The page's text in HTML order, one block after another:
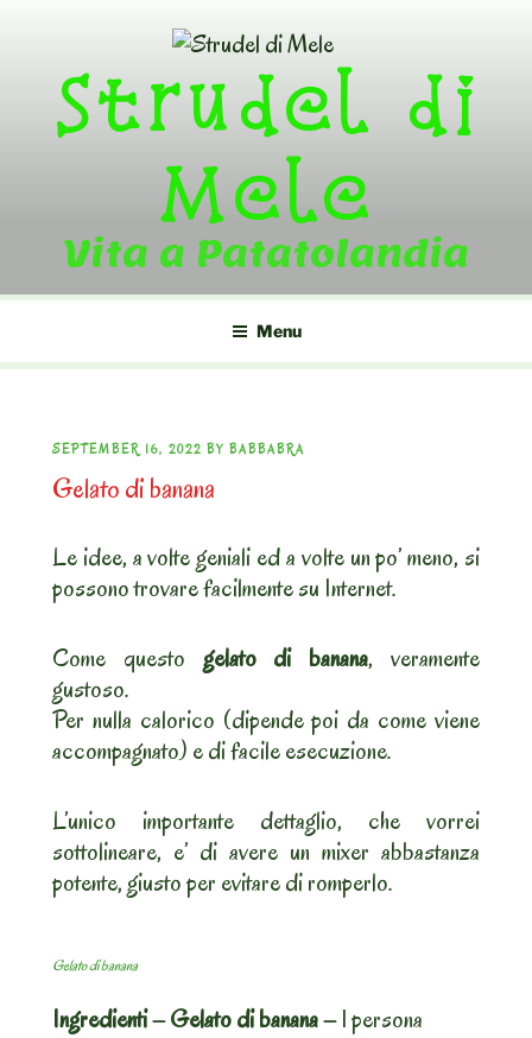
contentStrudel di
Mele
Vita a Patatolandia
Menu
POSTED
ON
SEPTEMBER 16, 2022 BY BABBABRA
Gelato di banana
Le idee, a volte geniali ed a volte un po’ meno, si
possono trovare facilmente su Internet.
Come questo gelato di banana, veramente
gustoso.
Per nulla calorico (dipende poi da come viene
accompagnato) e di facile esecuzione.
L’unico importante dettaglio, che vorrei
sottolineare, e’ di avere un mixer abbastanza
potente, giusto per evitare di romperlo.
Gelato di banana
Ingredienti – Gelato di banana –1 persona